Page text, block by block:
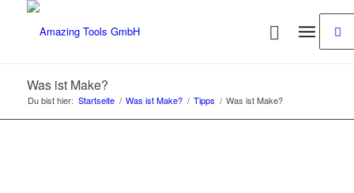
Was ist Make?
Du bist hier: Startseite / Was ist Make? / Tipps / Was ist Make?